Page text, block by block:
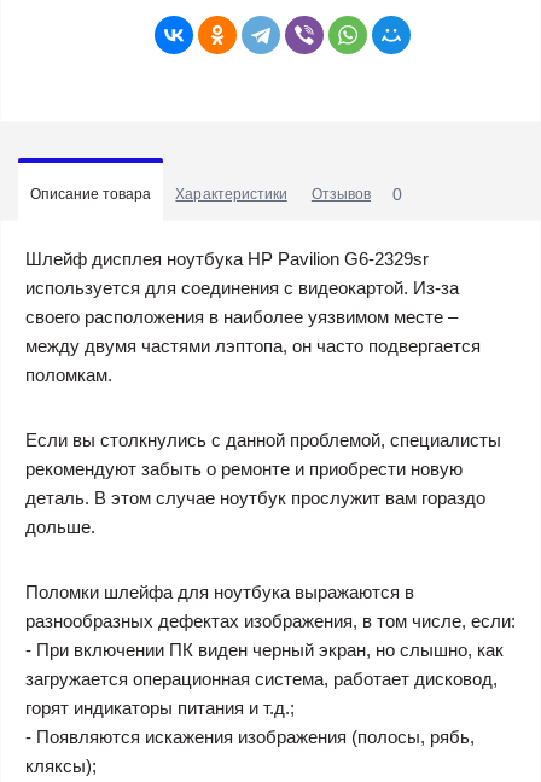
Описание товара Характеристики Отзывов 0
Шлейф дисплея ноутбука HP Pavilion G6-2329sr
используется для соединения с видеокартой. Из-за
своего расположения в наиболее уязвимом месте –
между двумя частями лэптопа, он часто подвергается
поломкам.
Если вы столкнулись с данной проблемой, специалисты
рекомендуют забыть о ремонте и приобрести новую
деталь. В этом случае ноутбук прослужит вам гораздо
дольше.
Поломки шлейфа для ноутбука выражаются в
разнообразных дефектах изображения, в том числе, если:
- При включении ПК виден черный экран, но слышно, как
загружается операционная система, работает дисковод,
горят индикаторы питания и т.д.;
- Появляются искажения изображения (полосы, рябь,
кляксы);